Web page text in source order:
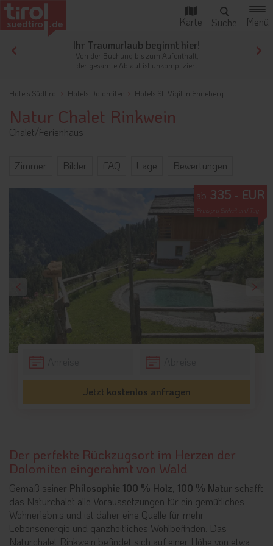
Ihr Traumurlaub beginnt hier!
Von der Buchung bis zum Aufenthalt,
der gesamte Ablauf ist unkompliziert
Hotels Südtirol Hotels Dolomiten Hotels St. Vigil in Enneberg
Natur Chalet Rinkwein
Chalet/Ferienhaus
Zimmer Bilder FAQ Lage Bewertungen
ab 335 - EUR
Jetzt kostenlos anfragen
Der perfekte Rückzugsort im Herzen der
Dolomiten eingerahmt von Wald
Gemäß seiner Philosophie 100 % Holz, 100 % Natur schafft
das Naturchalet alle Voraussetzungen für ein gemütliches
Wohnerlebnis und ist daher eine Quelle für mehr
Lebensenergie und ganzheitliches Wohlbefinden. Das
Naturchalet Rinkwein befindet sich auf einer Höhe von etwa